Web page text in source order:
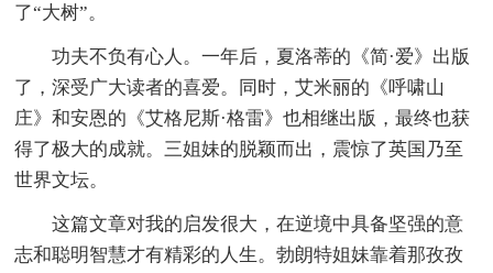
了“大树”。
功夫不负有心人。一年后，夏洛蒂的《简·爱》出版
了，深受广大读者的喜爱。同时，艾米丽的《呼啸山
庄》和安恩的《艾格尼斯·格雷》也相继出版，最终也获
得了极大的成就。三姐妹的脱颖而出，震惊了英国乃至
世界文坛。
这篇文章对我的启发很大，在逆境中具备坚强的意
志和聪明智慧才有精彩的人生。勃朗特姐妹靠着那孜孜